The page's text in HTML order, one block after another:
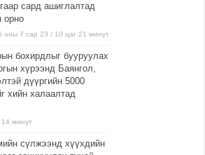
сард ашиглалтад
орно
оны 7 сар 23 / 10 цаг 21 минут
бохирдлыг бууруулах
хүрээнд Баянгол,
дүүргийн 5000
хийн халаалтад
минут
сүлжээнд хүүхдийн